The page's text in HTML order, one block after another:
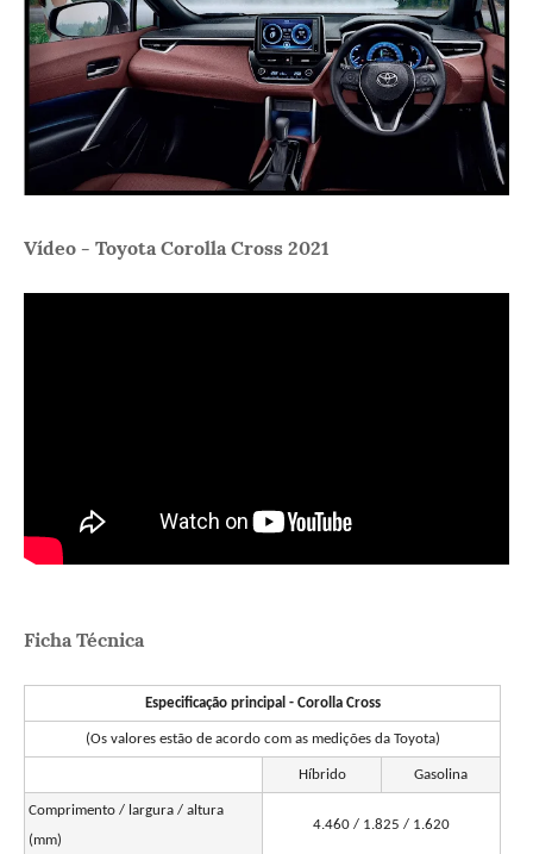
Vídeo - Toyota Corolla Cross 2021
Ficha Técnica
Especificação principal - Corolla Cross
(Os valores estão de acordo com as medições da Toyota)
Híbrido Gasolina
Comprimento / largura / altura
(mm)
4.460 / 1.825 / 1.620